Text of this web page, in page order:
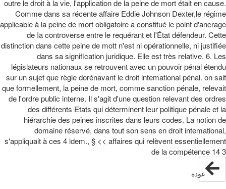
outre le droit à la vie, l'application de la peine de mort était en cause.
Comme dans sa récente affaire Eddie Johnson Dexter,le régime
applicable à la peine de mort obligatoire a constitué le point d'ancrage
de Ia controverse entre le requérant et l'État défendeur. Cette
distinction dans cette peine de mott n'est ni opérationnelle, ni justifiée
dans sa signification juridique. Elle est très relative. 6. Les
législateurs nationaux se retrouvent avec un pouvoir pénal étendu
sur un sujet que règle dorénavant le droit intemational pénal. on sait
que formellement, la peine de mort, comme sanction pénale, relevait
de l'ordre public interne. Il s'agit d'une question relevant des ordres
des différents Etats qui déterminent leur politique pénale et la
hiérarchie des peines inscrites dans leurs codes. La notion de
domaine réservé, dans tout son sens en droit intemational,
s'appliquait à ces 4 ldem., § << affaires qui relèvent essentiellement
de la compétence 14 3
عودة